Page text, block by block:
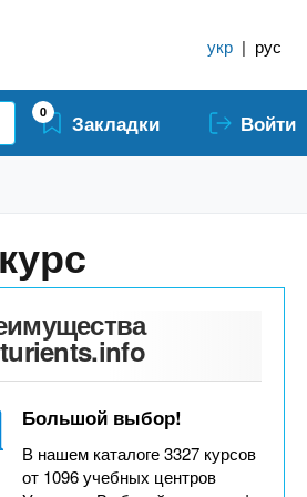
укр | рус
0 Закладки Войти
Большой выбор!
В нашем каталоге 3327 курсов
от 1096 учебных центров